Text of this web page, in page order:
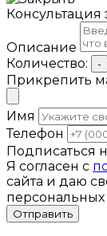
Консультация
Описание
Количество:
-
Прикрепить
Имя
Телефон
Подписаться
Я согласен с
сайта и даю
Отправить